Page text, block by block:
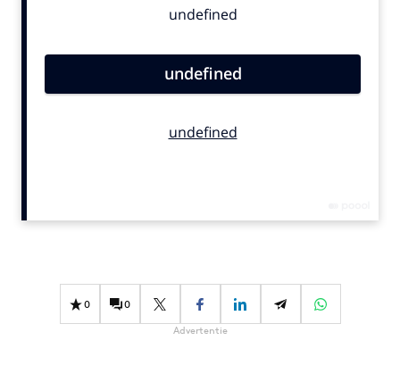
Contentmarketing
Effectiviteit
Gedragsverandering
0 0
Advertentie